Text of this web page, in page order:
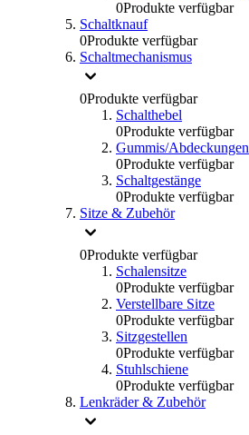
0Produkte verfügbar
Schaltknauf
0Produkte verfügbar
Schaltmechanismus
0Produkte verfügbar
Schalthebel
0Produkte verfügbar
Gummis/Abdeckungen
0Produkte verfügbar
Schaltgestänge
0Produkte verfügbar
Sitze & Zubehör
0Produkte verfügbar
Schalensitze
0Produkte verfügbar
Verstellbare Sitze
0Produkte verfügbar
Sitzgestellen
0Produkte verfügbar
Stuhlschiene
0Produkte verfügbar
Lenkräder & Zubehör